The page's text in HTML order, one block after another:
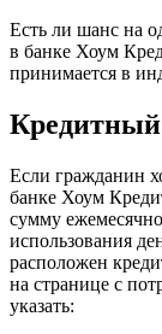
Есть ли шанс на
в банке Хоум
принимается в
Кредитный
Если гражданин
банке Хоум
сумму
использования
расположен
на странице с
указать: